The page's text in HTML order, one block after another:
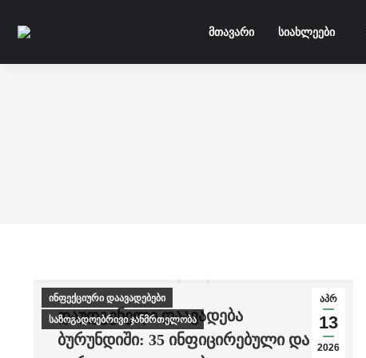
მთავარი სიახლეები
აპრ
13
2026
ინფექციური დაავადებები
საზოგადოებრივი ჯანმრთელობა
ᲓᲐᲣᲓᲒᲔᲜᲔᲚᲘ ᲓᲐᲐᲕᲐᲓᲔᲑᲐ
ᲑᲣᲠᲣᲜᲓᲘᲨᲘ: 35 ᲘᲜᲤᲘᲪᲘᲠᲔᲑᲣᲚᲘ ᲓᲐ 5